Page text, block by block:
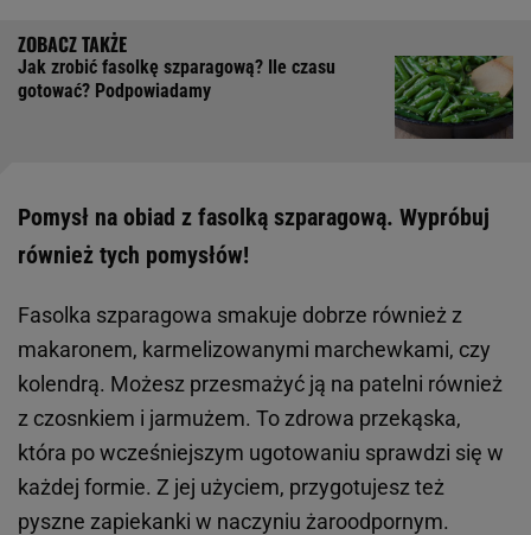
Jak zrobić fasolkę szparagową? Ile czasu
gotować? Podpowiadamy
Pomysł na obiad z fasolką szparagową. Wypróbuj
również tych pomysłów!
Fasolka szparagowa smakuje dobrze również z
makaronem, karmelizowanymi marchewkami, czy
kolendrą. Możesz przesmażyć ją na patelni również
z czosnkiem i jarmużem. To zdrowa przekąska,
która po wcześniejszym ugotowaniu sprawdzi się w
każdej formie. Z jej użyciem, przygotujesz też
pyszne zapiekanki w naczyniu żaroodpornym.